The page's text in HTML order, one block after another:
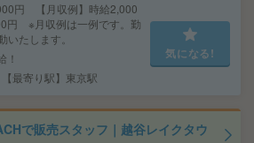
円 【月収例】時給2,000
円 ※月収例は一例です。勤
たします。
！
最寄り駅】東京駅
気になる!
で販売スタッフ｜越谷レイクタウ